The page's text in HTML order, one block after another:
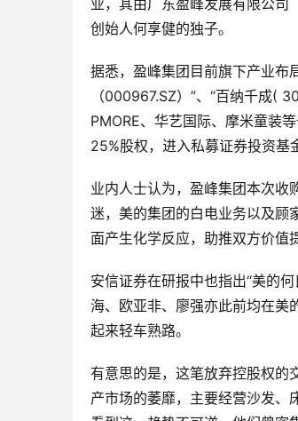
业，其由广东盈峰发展有限公司
创始人何享健的独子。
据悉，盈峰集团目前旗下产业布
（000967.SZ）”、“百纳千成(
PMORE、华艺国际、摩米童装
25%股权，进入私募证券投资基
业内人士认为，盈峰集团本次收
迷，美的集团的白电业务以及顾
面产生化学反应，助推双方价值
安信证券在研报中也指出“美的
海、欧亚非、廖强亦此前均在美
起来轻车熟路。
有意思的是，这笔放弃控股权的
产市场的萎靡，主要经营沙发、